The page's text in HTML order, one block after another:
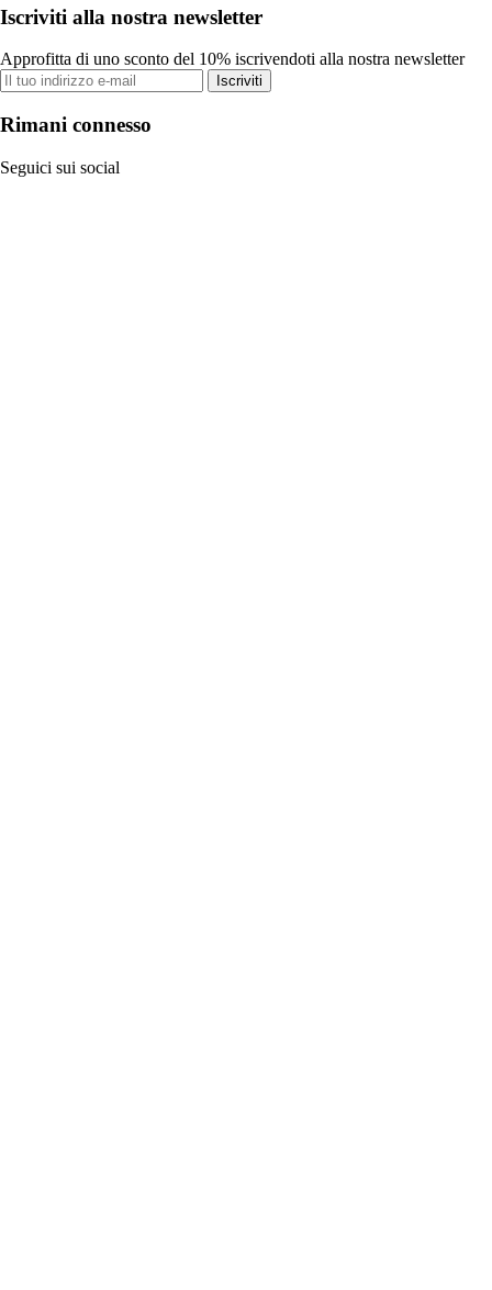
Iscriviti alla nostra newsletter
Approfitta di uno sconto del 10% iscrivendoti alla nostra newsletter
Iscriviti
Rimani connesso
Seguici sui social